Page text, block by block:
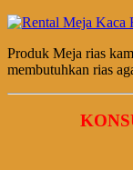
Produk Meja rias
membutuhkan rias